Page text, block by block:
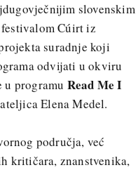
slovenskim
Cúirt iz
suradnje koji
odvijati u okviru
u programu Read Me I
Elena Medel.
područja, već
kritičara, znanstvenika,